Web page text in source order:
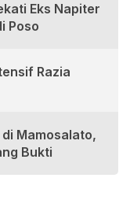
Eks Napiter
Poso
Razia
Mamosalato,
Bukti